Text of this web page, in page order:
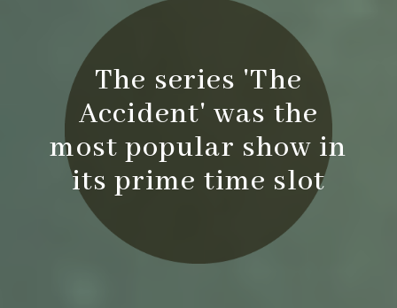
The series 'The
Accident' was the
most popular show in
its prime time slot